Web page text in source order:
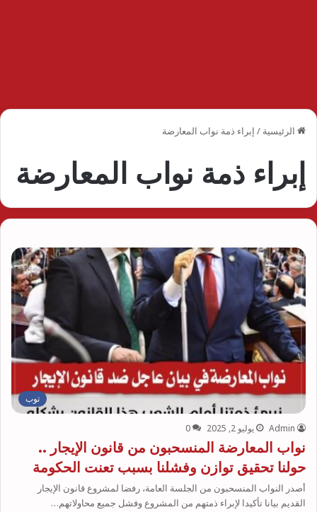
الرئيسية / إبراء ذمة نواب المعارضة
إبراء ذمة نواب المعارضة
توب
Admin يوليو 2, 2025 0
نواب المعارضة المنسحبون من قانون الإيجار ..
حولنا تحقيق توازن وفشلنا بسبب تعنت الحكومة
أصدر النواب المنسحبون من الجلسة العامة، رفضا لمشروع قانون الإيجار
القديم بيانا تأكيدا لإبراء ذمتهم من المشروع وفشل جميع محاولاتهم…